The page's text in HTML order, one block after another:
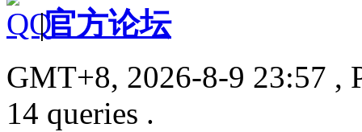
|官方论坛
GMT+8, 2026-8-9 23:57 ,
14 queries .